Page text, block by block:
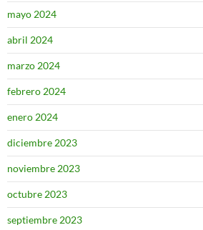
mayo 2024
abril 2024
marzo 2024
febrero 2024
enero 2024
diciembre 2023
noviembre 2023
octubre 2023
septiembre 2023